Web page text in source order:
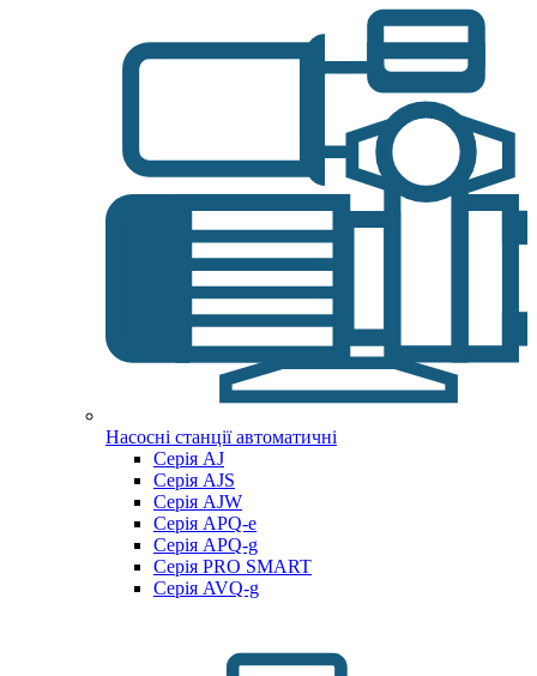
Насосні станції автоматичні
Серія AJ
Серія AJS
Серія AJW
Серія APQ-e
Серія APQ-g
Серія PRO SMART
Серія AVQ-g